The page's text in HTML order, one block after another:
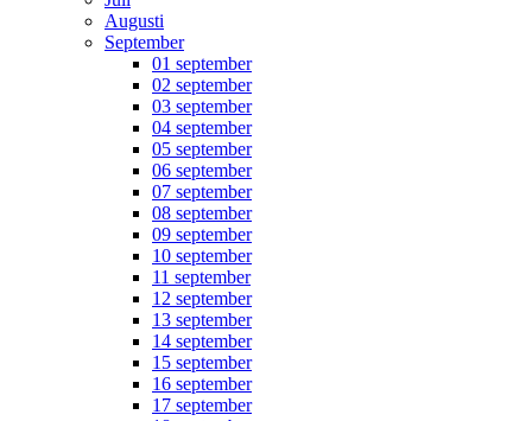
Augusti
September
01 september
02 september
03 september
04 september
05 september
06 september
07 september
08 september
09 september
10 september
11 september
12 september
13 september
14 september
15 september
16 september
17 september